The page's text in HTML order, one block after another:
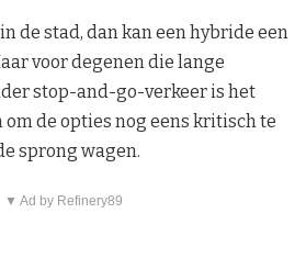
de stad, dan kan een hybride een
voor degenen die lange
stop-and-go-verkeer is het
de opties nog eens kritisch te
sprong wagen.
▼ Ad by Refinery89